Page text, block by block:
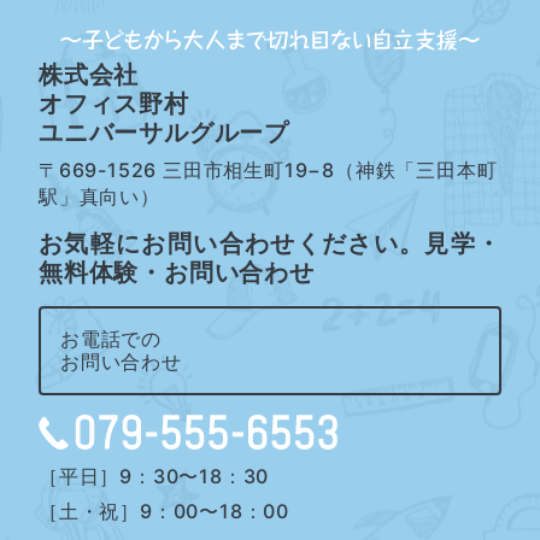
株式会社
オフィス野村
ユニバーサルグループ
〒669-1526 三田市相生町19−8（神鉄「三田本町
駅」真向い）
お気軽にお問い合わせください。見学・
無料体験・お問い合わせ
お電話での
お問い合わせ
［平日］9：30〜18：30
［土・祝］9：00〜18：00